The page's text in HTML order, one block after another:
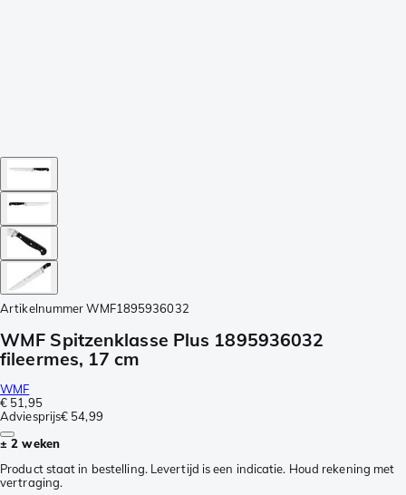
Artikelnummer WMF1895936032
WMF Spitzenklasse Plus 1895936032
fileermes, 17 cm
WMF
€ 51,95
Adviesprijs€ 54,99
± 2 weken
Product staat in bestelling. Levertijd is een indicatie. Houd rekening met
vertraging.